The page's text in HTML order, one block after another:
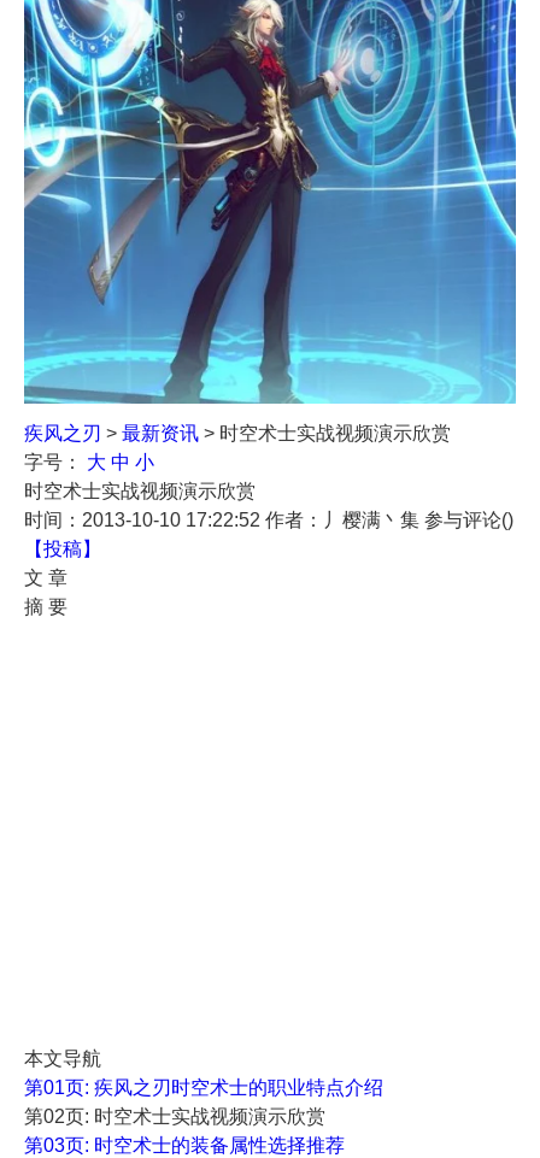
疾风之刃 > 最新资讯 > 时空术士实战视频演示欣赏
字号： 大 中 小
时空术士实战视频演示欣赏
时间：2013-10-10 17:22:52 作者：丿樱满丶集 参与评论()
【投稿】
文 章
摘 要
本文导航
第01页: 疾风之刃时空术士的职业特点介绍
第02页: 时空术士实战视频演示欣赏
第03页: 时空术士的装备属性选择推荐